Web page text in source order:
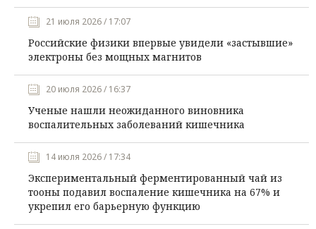
21 июля 2026 / 17:07
Российские физики впервые увидели «застывшие»
электроны без мощных магнитов
20 июля 2026 / 16:37
Ученые нашли неожиданного виновника
воспалительных заболеваний кишечника
14 июля 2026 / 17:34
Экспериментальный ферментированный чай из
тооны подавил воспаление кишечника на 67% и
укрепил его барьерную функцию